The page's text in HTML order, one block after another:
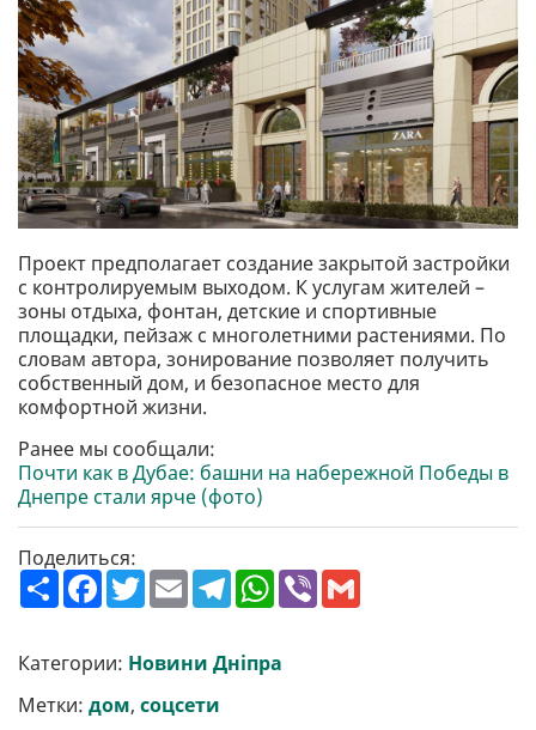
Проект предполагает создание закрытой застройки
с контролируемым выходом. К услугам жителей –
зоны отдыха, фонтан, детские и спортивные
площадки, пейзаж с многолетними растениями. По
словам автора, зонирование позволяет получить
собственный дом, и безопасное место для
комфортной жизни.
Ранее мы сообщали:
Почти как в Дубае: башни на набережной Победы в
Днепре стали ярче (фото)
Поделиться:
П
о
ш
р
и
и
F
a
c
b
o
k
T
w
t
e
E
m
a
l
T
e
g
r
W
h
a
s
A
V
b
Категории: Новини Дніпра
Метки: дом, соцсети